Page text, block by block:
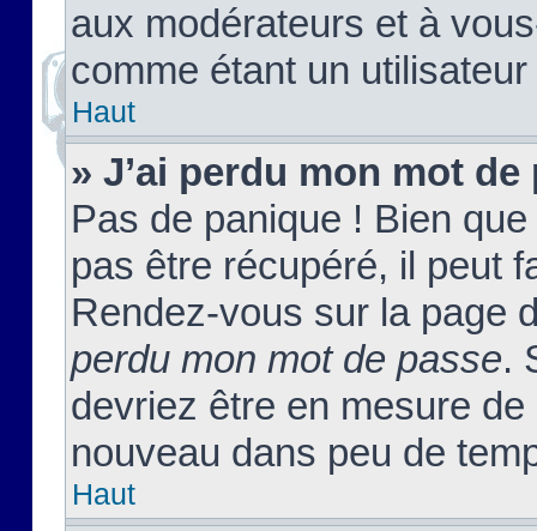
aux modérateurs et à
comme étant un
Haut
» J’ai perdu mon mot de
Pas de panique ! Bien
pas être récupéré, il peut
Rendez-vous sur la page
perdu mon mot de passe.
devriez être en mesure
nouveau dans peu de
Haut